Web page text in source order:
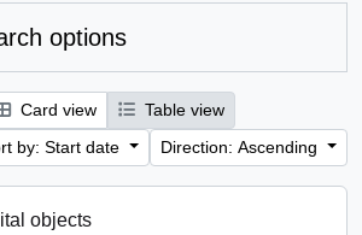
options
Card view
Table view
by: Start date
Direction: Ascending
objects